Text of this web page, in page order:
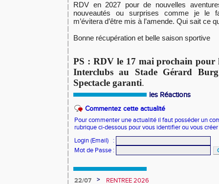
RDV en 2027 pour de nouvelles
nouveautés ou surprises comme je le
m’évitera d’être mis à l’amende. Qui sait ce
Bonne récupération et belle saison sportive
PS : RDV le 17 mai prochain pour
Interclubs au Stade Gérard Burg
Spectacle garanti.
les Réactions
Commentez cette actualité
Pour commenter une actualité il faut posséder un
rubrique ci-dessous pour vous identifier ou vous
Login (Email)
:
Mot de Passe :
22/07 >
RENTREE 2026